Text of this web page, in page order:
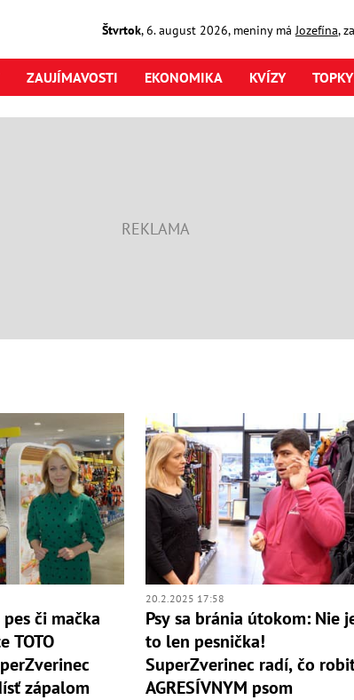
Štvrtok,6. august2026, meniny má Jozefína,
ZAUJÍMAVOSTI EKONOMIKA KVÍZY
či mačka
TOTO
zápalom
20.2.2025 17:58
Psy sa bránia útokom: Nie
to len pesnička!
SuperZverinec radí, čo
AGRESÍVNYM psom